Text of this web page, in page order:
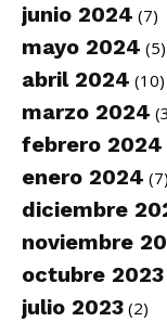
junio 2024 (7)
mayo 2024 (5)
abril 2024 (10)
marzo 2024
febrero 2024
enero 2024 (7)
diciembre
noviembre
octubre 2023
julio 2023 (2)